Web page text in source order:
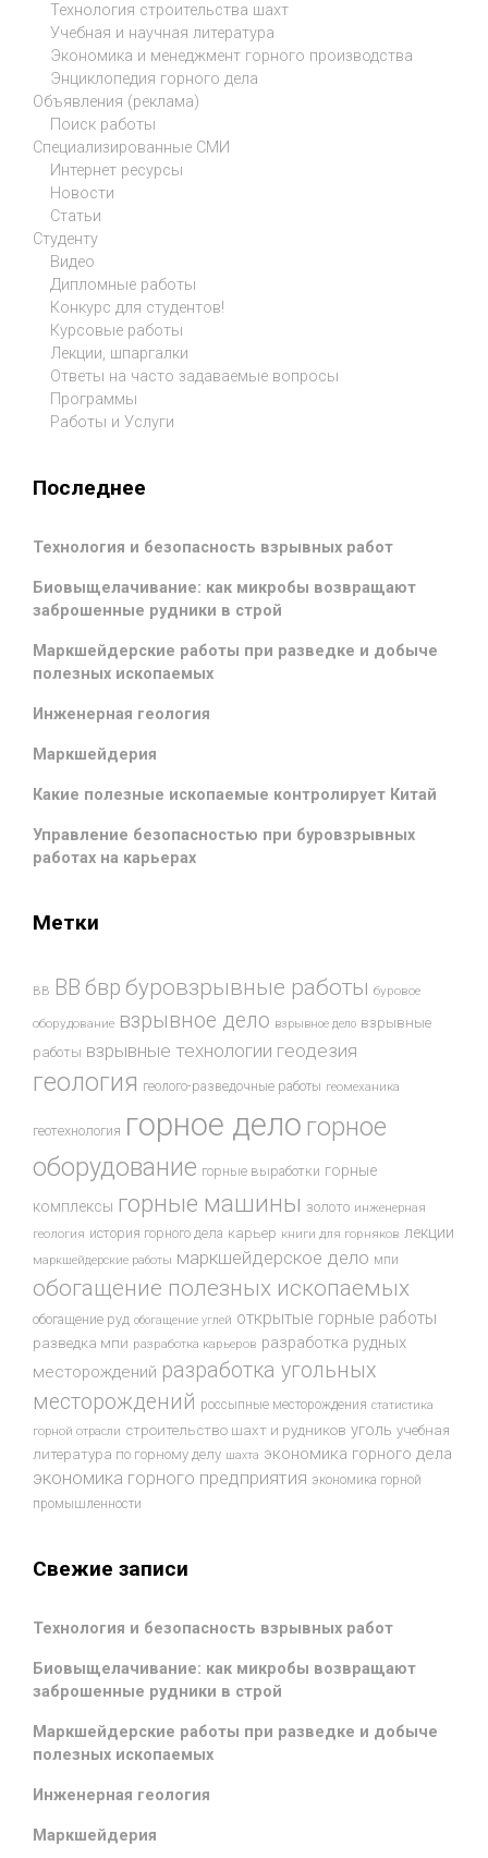
Технология строительства шахт
Учебная и научная литература
Экономика и менеджмент горного производства
Энциклопедия горного дела
Объявления (реклама)
Поиск работы
Специализированные СМИ
Интернет ресурсы
Новости
Статьи
Студенту
Видео
Дипломные работы
Конкурс для студентов!
Курсовые работы
Лекции, шпаргалки
Ответы на часто задаваемые вопросы
Программы
Работы и Услуги
Последнее
Технология и безопасность взрывных работ
Биовыщелачивание: как микробы возвращают
заброшенные рудники в строй
Маркшейдерские работы при разведке и добыче
полезных ископаемых
Инженерная геология
Маркшейдерия
Какие полезные ископаемые контролирует Китай
Управление безопасностью при буровзрывных
работах на карьерах
Метки
ВВ ВВ бвр буровзрывные работы буровое
оборудование взрывное дело взрывное дело взрывные
работы взрывные технологии геодезия
геология геолого-разведочные работы геомеханика
геотехнология горное дело горное
оборудование горные выработки горные
комплексы горные машины золото инженерная
геология история горного дела карьер книги для горняков лекции
маркшейдерские работы маркшейдерское дело мпи
обогащение полезных ископаемых
обогащение руд обогащение углей открытые горные работы
разведка мпи разработка карьеров разработка рудных
месторождений разработка угольных
месторождений россыпные месторождения статистика
горной отрасли строительство шахт и рудников уголь учебная
литература по горному делу шахта экономика горного дела
экономика горного предприятия экономика горной
промышленности
Свежие записи
Технология и безопасность взрывных работ
Биовыщелачивание: как микробы возвращают
заброшенные рудники в строй
Маркшейдерские работы при разведке и добыче
полезных ископаемых
Инженерная геология
Маркшейдерия